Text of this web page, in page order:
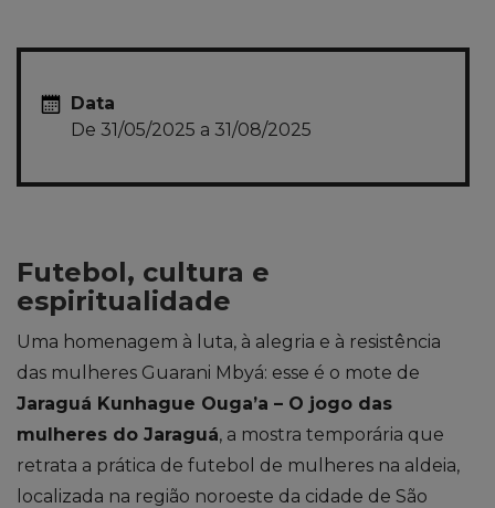
Data
De 31/05/2025 a 31/08/2025
Futebol, cultura e
espiritualidade
Uma homenagem à luta, à alegria e à resistência
das mulheres Guarani Mbyá: esse é o mote de
Jaraguá Kunhague Ouga’a – O jogo das
mulheres do Jaraguá, a mostra temporária que
retrata a prática de futebol de mulheres na aldeia,
localizada na região noroeste da cidade de São